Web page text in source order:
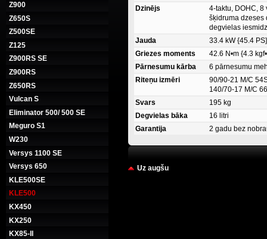
Z900
Z650S
Z500SE
Z125
Z900RS SE
Z900RS
Z650RS
Vulcan S
Eliminator 500/ 500 SE
Meguro S1
W230
Versys 1100 SE
Versys 650
KLE500SE
KLE500
KX450
KX250
KX85-II
Dzinējs
4-taktu, DOHC, 8
šķidruma dzeses
degvielas
Jauda
33.4 kW {45.4
Griezes moments
42.6 N•m {4.3
Pārnesumu kārba
6 pārnesumu
Riteņu izmēri
90/90-21 M/C
140/70-17 M/C
Svars
195 kg
Degvielas bāka
16 litri
Garantija
2 gadu bez
Uz augšu